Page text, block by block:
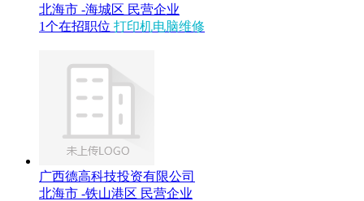
北海市 -海城区 民营企业
1个在招职位 打印机电脑维修
广西德高科技投资有限公司
北海市 -铁山港区 民营企业